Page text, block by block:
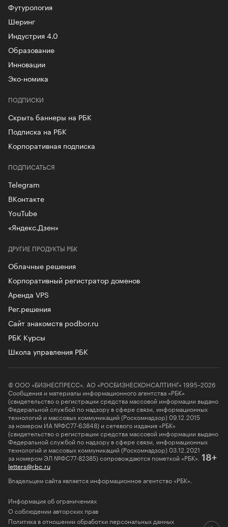
Футурология
Шеринг
Индустрия 4.0
Образование
Инновации
Эко-номика
ПОДПИСКИ
Скрыть баннеры на РБК
Подписка на РБК
Корпоративная подписка
ДРУГИЕ ПРОДУКТЫ РБК
Облачные решения
Корпоративный регистратор доменов
Аренда VPS
Рег.решения
Сайт знакомств podbor.ru
РБК Курсы
Школа управления РБК
ПОДПИСАТЬСЯ
Telegram
ВКонтакте
YouTube
«Яндекс.Дзен»
© ООО «БИЗНЕСПРЕСС», АО «РОСБИЗНЕСКОНСАЛТИНГ» 1995–2026
Сообщения и материалы информационного агентства «РБК»
(свидетельство о регистрации средства массовой информации выдано
Федеральной службой по надзору в сфере связи, информационных
технологий и массовых коммуникаций (Роскомнадзор) 09.12.2015
за номером ИА №ФС77-63848) и сетевого издания «РБК»
(свидетельство о регистрации средства массовой информации выдано
Федеральной службой по надзору в сфере связи, информационных
технологий и массовых коммуникаций (Роскомнадзор) 03.12.2021
за номером ЭЛ №ФС77-82385) сопровождаются пометкой «РБК». 18+
letters@rbc.ru
Владельцем сайта является информационное агентство «РБК».
Информация об ограничениях
О соблюдении авторских прав
Политика в отношении обработки персональных данных